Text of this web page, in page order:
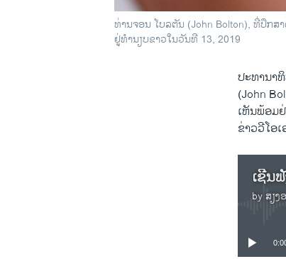
ທ່ານຈອນ ໂບລຕັນ (John Bolton), ທີ່ປຶກ
ຢູ່​ທຳ​ນຽບ​ຂາວໃນວັນ​ທີ 13, 2019
ປະ​ທາ​ນາ​
(John
ເຫັນ​ພ້ອມ
ຂ່າວ​ວີ​ໂອ​
by ສຽງ